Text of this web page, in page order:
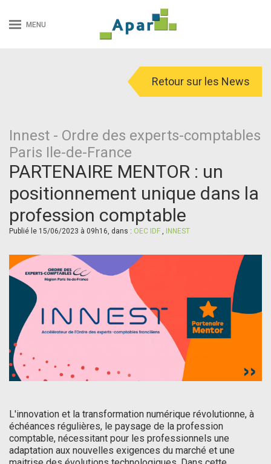
MENU
Retour sur les News
Innest - Ordre des experts-comptables
Paris Ile-de-France
PARTENAIRE MENTOR : un
positionnement unique dans la
profession comptable
Publié le 15/06/2023 à 09h16, dans : OEC IDF , INNEST
L'innovation et la transformation numérique révolutionne, à
échéances régulières, le paysage de la profession
comptable, nécessitant pour les professionnels une
adaptation aux nouvelles exigences du marché et une